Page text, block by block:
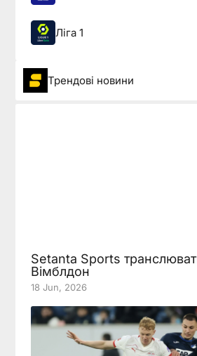
Ліга 1
Трендові новини
Setanta Sports
Вімблдон
18 Jun, 2026